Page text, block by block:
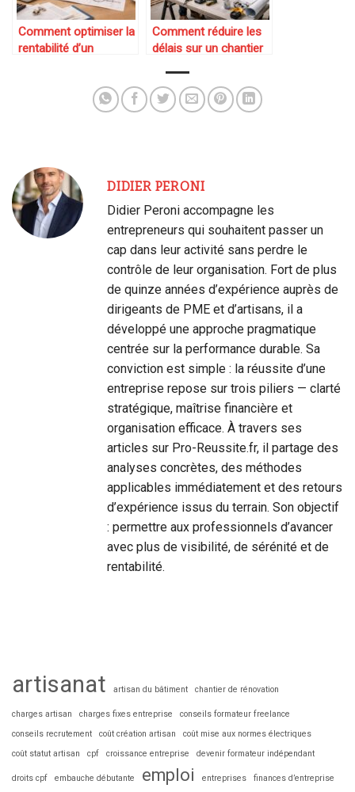
Comment optimiser la
rentabilité d’un
Comment réduire les
délais sur un chantier
DIDIER PERONI
Didier Peroni accompagne les
entrepreneurs qui souhaitent passer un
cap dans leur activité sans perdre le
contrôle de leur organisation. Fort de plus
de quinze années d’expérience auprès de
dirigeants de PME et d’artisans, il a
développé une approche pragmatique
centrée sur la performance durable. Sa
conviction est simple : la réussite d’une
entreprise repose sur trois piliers — clarté
stratégique, maîtrise financière et
organisation efficace. À travers ses
articles sur Pro-Reussite.fr, il partage des
analyses concrètes, des méthodes
applicables immédiatement et des retours
d’expérience issus du terrain. Son objectif
: permettre aux professionnels d’avancer
avec plus de visibilité, de sérénité et de
rentabilité.
artisanat artisan du bâtiment chantier de rénovation
charges artisan charges fixes entreprise
conseils formateur freelance
conseils recrutement
coût création artisan
coût mise aux normes électriques
coût statut artisan
cpf croissance entreprise devenir formateur indépendant
droits cpf embauche débutante emploi entreprises finances d’entreprise